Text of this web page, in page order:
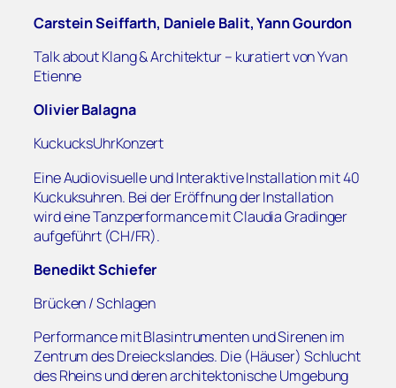
Carstein Seiffarth, Daniele Balit, Yann Gourdon
Talk about Klang & Architektur – kuratiert von Yvan
Etienne
Olivier Balagna
KuckucksUhrKonzert
Eine Audiovisuelle und Interaktive Installation mit 40
Kuckuksuhren. Bei der Eröffnung der Installation
wird eine Tanzperformance mit Claudia Gradinger
aufgeführt (CH/FR).
Benedikt Schiefer
Brücken / Schlagen
Performance mit Blasintrumenten und Sirenen im
Zentrum des Dreieckslandes. Die (Häuser) Schlucht
des Rheins und deren architektonische Umgebung